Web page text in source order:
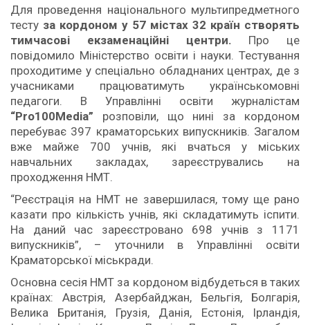
Для проведення національного мультипредметного
тесту за кордоном у 57 містах 32 країн створять
тимчасові екзаменаційні центри. Про це
повідомило Міністерство освіти і науки. Тестування
проходитиме у спеціально обладнаних центрах, де з
учасниками працюватимуть українськомовні
педагоги. В Управлінні освіти журналістам
“Pro100Media” розповіли, що нині за кордоном
перебуває 397 краматорських випускників. Загалом
вже майже 700 учнів, які вчаться у міських
навчальних закладах, зареєструвались на
проходження НМТ.
“Реєстрація на НМТ не завершилася, тому ще рано
казати про кількість учнів, які складатимуть іспити.
На даний час зареєстровано 698 учнів з 1171
випускників”, – уточнили в Управлінні освіти
Краматорської міськради.
Основна сесія НМТ за кордоном відбудеться в таких
країнах: Австрія, Азербайджан, Бельгія, Болгарія,
Велика Британія, Грузія, Данія, Естонія, Ірландія,